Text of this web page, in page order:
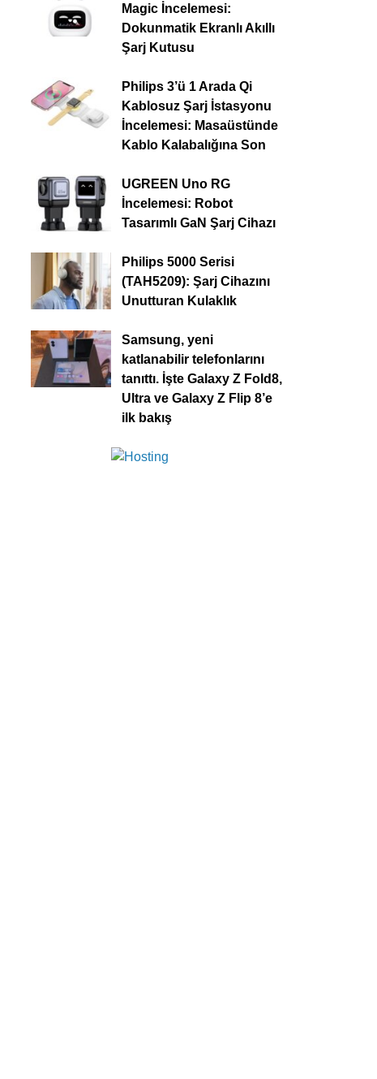
Magic İncelemesi:
Dokunmatik Ekranlı Akıllı
Şarj Kutusu
Philips 3’ü 1 Arada Qi
Kablosuz Şarj İstasyonu
İncelemesi: Masaüstünde
Kablo Kalabalığına Son
UGREEN Uno RG
İncelemesi: Robot
Tasarımlı GaN Şarj Cihazı
Philips 5000 Serisi
(TAH5209): Şarj Cihazını
Unutturan Kulaklık
Samsung, yeni
katlanabilir telefonlarını
tanıttı. İşte Galaxy Z Fold8,
Ultra ve Galaxy Z Flip 8’e
ilk bakış